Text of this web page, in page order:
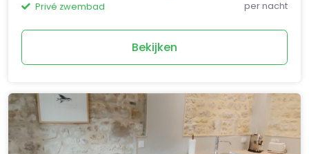
Privé zwembad
per nacht
Bekijken